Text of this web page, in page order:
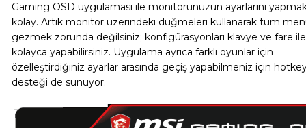
Gaming OSD uygulaması ile monitörünüzün ayarlarını
kolay. Artık monitör üzerindeki düğmeleri kullanarak tüm
gezmek zorunda değilsiniz; konfigürasyonları klavye ve fare ile
kolayca yapabilirsiniz. Uygulama ayrıca farklı oyunlar için
özelleştirdiğiniz ayarlar arasında geçiş yapabilmeniz için
desteği de sunuyor.